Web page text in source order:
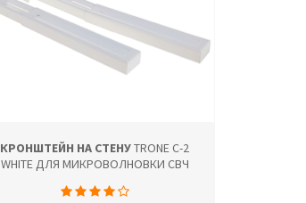
КРОНШТЕЙН НА СТЕНУTRONE С-2
WHITE ДЛЯ МИКРОВОЛНОВКИ СВЧ